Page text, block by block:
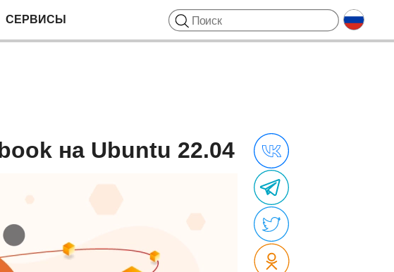
СЕРВИСЫ
на Ubuntu 22.04